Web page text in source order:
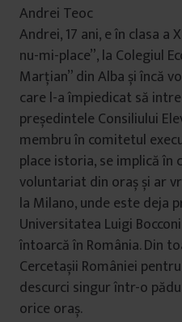
Andrei Teoc
Andrei, 17 ani, e în clasa
nu-mi-place”, la Colegiul
Marțian” din Alba și încă
care l-a împiedicat să
președintele Consiliului
membru în comitetul
place istoria, se implică
voluntariat din oraș și ar
la Milano, unde este deja
Universitatea Luigi
întoarcă în România. Din
Cercetașii României
descurci singur într-o
orice oraș.